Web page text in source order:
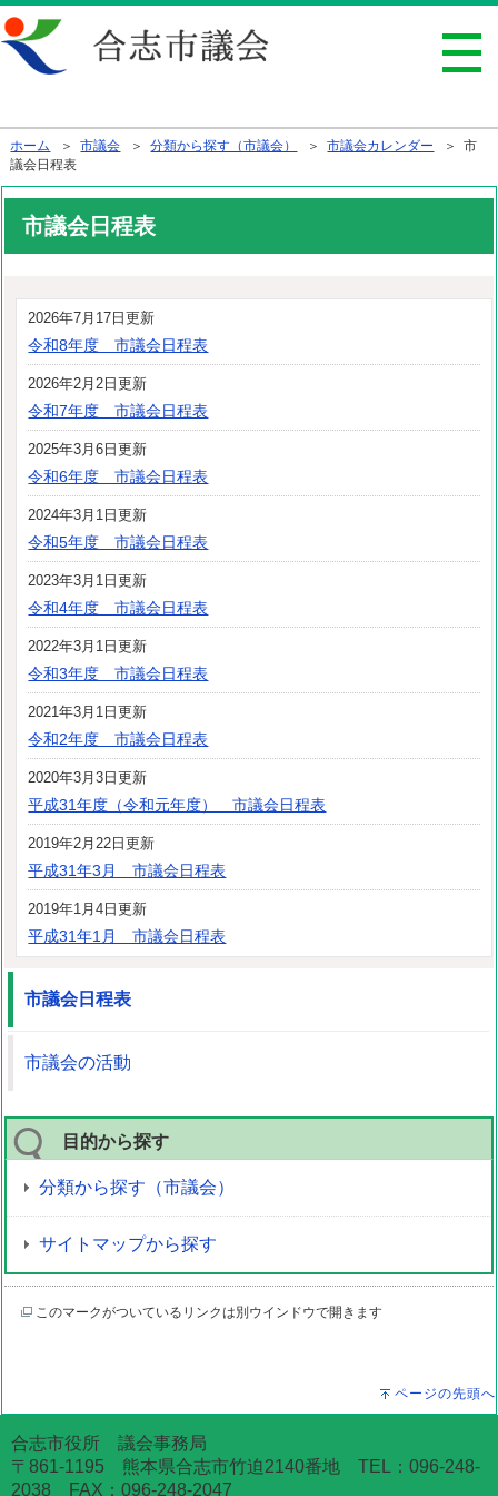
ホーム ＞市議会 ＞分類から探す（市議会） ＞市議会カレンダー
＞ 市
議会日程表
市議会日程表
2026年7月17日更新
令和8年度 市議会日程表
2026年2月2日更新
令和7年度 市議会日程表
2025年3月6日更新
令和6年度 市議会日程表
2024年3月1日更新
令和5年度 市議会日程表
2023年3月1日更新
令和4年度 市議会日程表
2022年3月1日更新
令和3年度 市議会日程表
2021年3月1日更新
令和2年度 市議会日程表
2020年3月3日更新
平成31年度（令和元年度） 市議会日程表
2019年2月22日更新
平成31年3月 市議会日程表
2019年1月4日更新
平成31年1月 市議会日程表
市議会日程表
市議会の活動
目的から探す
分類から探す（市議会）
サイトマップから探す
このマークがついているリンクは別ウインドウで開きます
ページの先頭へ
合志市役所 議会事務局
〒861-1195 熊本県合志市竹迫2140番地 TEL：096-248-
2038 FAX：096-248-2047